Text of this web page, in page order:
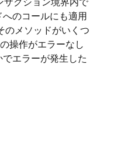
のコールにも適用
のメソッドがいくつ
操作がエラーなし
エラーが発生した